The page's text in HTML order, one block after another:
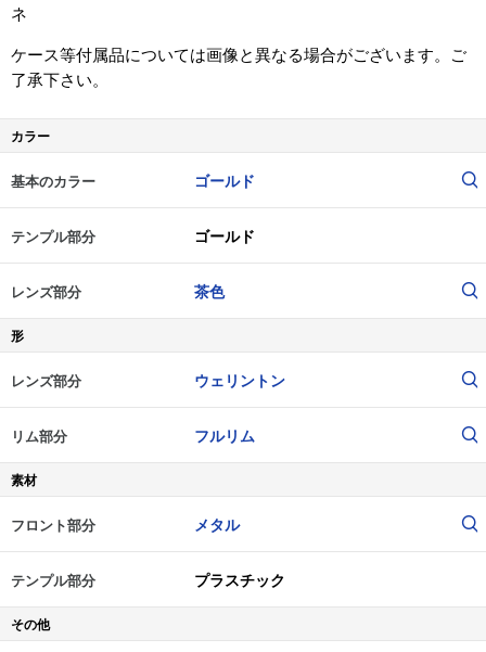
ネ
ケース等付属品については画像と異なる場合がございます。ご
了承下さい。
カラー
基本のカラー ゴールド
テンプル部分 ゴールド
レンズ部分 茶色
形
レンズ部分 ウェリントン
リム部分 フルリム
素材
フロント部分 メタル
テンプル部分 プラスチック
その他